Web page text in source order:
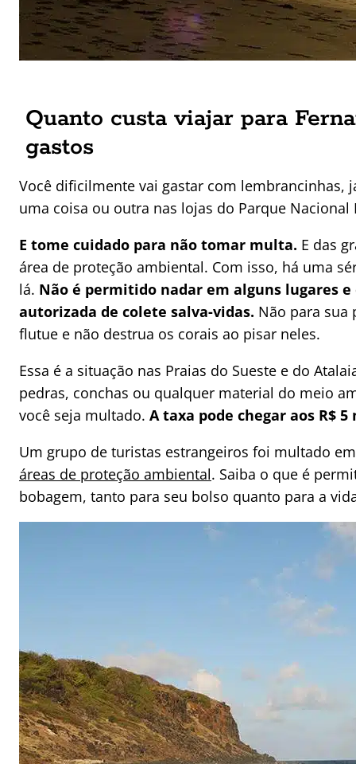
Quanto custa viajar para
gastos
Você dificilmente vai gastar com lembrancinhas,
uma coisa ou outra nas lojas do Parque
E tome cuidado para não tomar multa. E das
área de proteção ambiental. Com isso, há uma
lá. Não é permitido nadar em alguns lugares
autorizada de colete salva-vidas. Não para sua
flutue e não destrua os corais ao pisar neles.
Essa é a situação nas Praias do Sueste e do
pedras, conchas ou qualquer material do meio
você seja multado. A taxa pode chegar aos R$ 5
Um grupo de turistas estrangeiros foi multado
áreas de proteção ambiental. Saiba o que é
bobagem, tanto para seu bolso quanto para a